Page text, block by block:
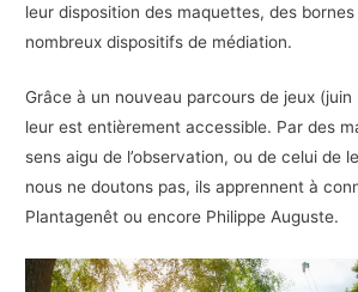
leur disposition des maquettes, des
nombreux dispositifs de médiation.
Grâce à un nouveau parcours de jeux
leur est entièrement accessible. Par des
sens aigu de l’observation, ou de celui de
nous ne doutons pas, ils apprennent à
Plantagenêt ou encore Philippe Auguste.